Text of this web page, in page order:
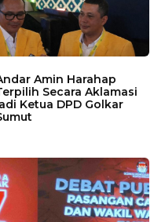
Amin Harahap
Secara Aklamasi
Ketua DPD Golkar